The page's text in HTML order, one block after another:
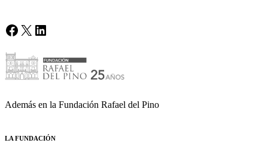
Facebook
X LinkedIn
Además en la Fundación Rafael del Pino
LA FUNDACIÓN